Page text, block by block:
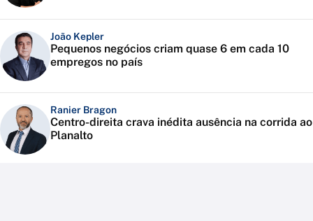
João Kepler
Pequenos negócios criam quase 6 em cada 10
empregos no país
Ranier Bragon
Centro-direita crava inédita ausência na corrida ao
Planalto